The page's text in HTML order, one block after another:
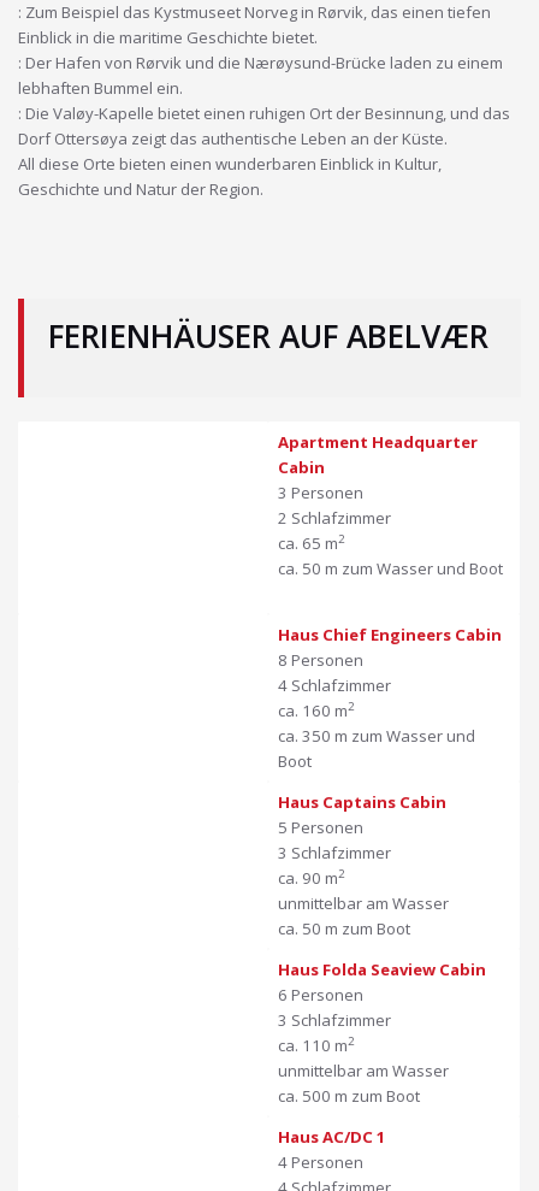
: Zum Beispiel das Kystmuseet Norveg in Rørvik, das einen tiefen
Einblick in die maritime Geschichte bietet.
: Der Hafen von Rørvik und die Nærøysund-Brücke laden zu einem
lebhaften Bummel ein.
: Die Valøy-Kapelle bietet einen ruhigen Ort der Besinnung, und das
Dorf Ottersøya zeigt das authentische Leben an der Küste.
All diese Orte bieten einen wunderbaren Einblick in Kultur,
Geschichte und Natur der Region.
FERIENHÄUSER AUF ABELVÆR
Apartment Headquarter
Cabin
3 Personen
2 Schlafzimmer
ca. 65 m2
ca. 50 m zum Wasser und Boot
Haus Chief Engineers Cabin
8 Personen
4 Schlafzimmer
ca. 160 m2
ca. 350 m zum Wasser und
Boot
Haus Captains Cabin
5 Personen
3 Schlafzimmer
ca. 90 m2
unmittelbar am Wasser
ca. 50 m zum Boot
Haus Folda Seaview Cabin
6 Personen
3 Schlafzimmer
ca. 110 m2
unmittelbar am Wasser
ca. 500 m zum Boot
Haus AC/DC 1
4 Personen